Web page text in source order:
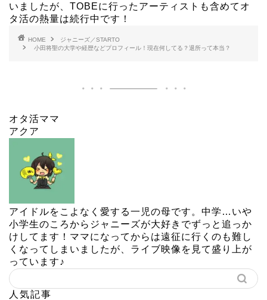
いましたが、TOBEに行ったアーティストも含めてオ
タ活の熱量は続行中です！
HOME
ジャニーズ／STARTO
小田将聖の大学や経歴などプロフィール！現在何してる？退所って本当？
オタ活ママ
アクア
アイドルをこよなく愛する一児の母です。中学…いや
小学生のころからジャニーズが大好きでずっと追っか
けしてます！ママになってからは遠征に行くのも難し
くなってしまいましたが、ライブ映像を見て盛り上が
っています♪
人気記事